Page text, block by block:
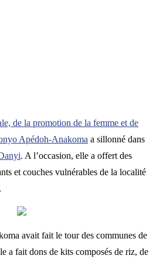
de la promotion de la femme et de
Apédoh-Anakoma a sillonné dans
. A l’occasion, elle a offert des
et couches vulnérables de la localité
avait fait le tour des communes de
a fait dons de kits composés de riz, de